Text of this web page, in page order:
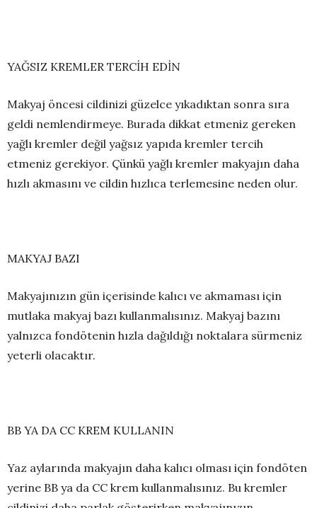
YAĞSIZ KREMLER TERCİH EDİN
Makyaj öncesi cildinizi güzelce yıkadıktan sonra sıra
geldi nemlendirmeye. Burada dikkat etmeniz gereken
yağlı kremler değil yağsız yapıda kremler tercih
etmeniz gerekiyor. Çünkü yağlı kremler makyajın daha
hızlı akmasını ve cildin hızlıca terlemesine neden olur.
MAKYAJ BAZI
Makyajınızın gün içerisinde kalıcı ve akmaması için
mutlaka makyaj bazı kullanmalısınız. Makyaj bazını
yalnızca fondötenin hızla dağıldığı noktalara sürmeniz
yeterli olacaktır.
BB YA DA CC KREM KULLANIN
Yaz aylarında makyajın daha kalıcı olması için fondöten
yerine BB ya da CC krem kullanmalısınız. Bu kremler